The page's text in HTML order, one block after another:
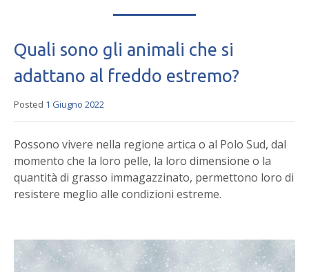
Quali sono gli animali che si
adattano al freddo estremo?
Posted 1 Giugno 2022
Possono vivere nella regione artica o al Polo Sud, dal
momento che la loro pelle, la loro dimensione o la
quantità di grasso immagazzinato, permettono loro di
resistere meglio alle condizioni estreme.